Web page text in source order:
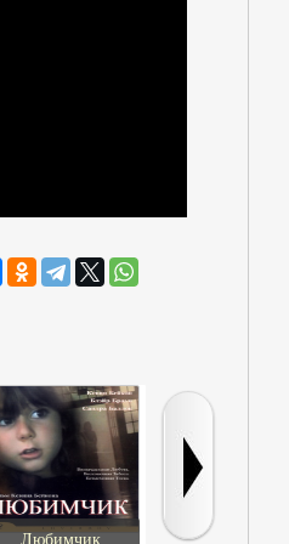
Любимчик Книга монстров